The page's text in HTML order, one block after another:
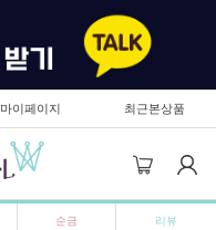
마이페이지 최근본상품
순금 리뷰